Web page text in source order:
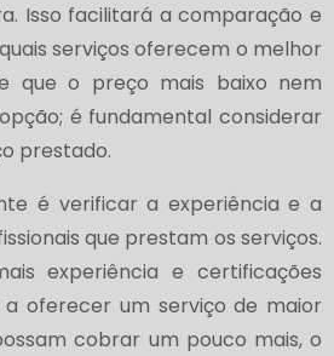
Isso facilitará a comparação e
serviços oferecem o melhor
que o preço mais baixo nem
é fundamental considerar
prestado.
é verificar a experiência e a
que prestam os serviços.
experiência e certificações
oferecer um serviço de maior
cobrar um pouco mais, o